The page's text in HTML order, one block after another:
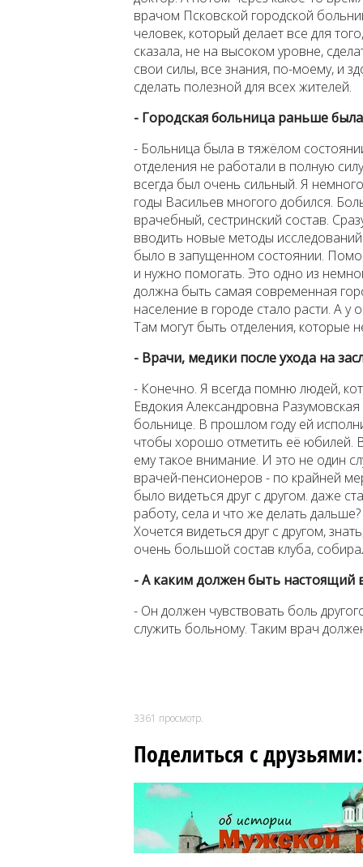
врачом Псковской городской
человек, который делает все для
сказала, не на высоком уровне,
свои силы, все знания, по-моему, и
сделать полезной для всех жителей.
- Городская больница раньше
- Больница была в тяжёлом
отделения не работали в полную
всегда был очень сильный. Я
годы Васильев многого добился.
врачебный, сестринский состав.
вводить новые методы
было в запущенном состоянии.
и нужно помогать. Это одно из
должна быть самая современная
население в городе стало расти. А
Там могут быть отделения, которые
- Врачи, медики после ухода на
- Конечно. Я всегда помню людей,
Евдокия Александровна
больнице. В прошлом году ей
чтобы хорошо отметить её юбилей.
ему такое внимание. И это не один
врачей-пенсионеров - по крайней
было видеться друг с другом. даже
работу, села и что же делать
Хочется видеться друг с другом,
очень большой состав клуба,
- А каким должен быть настоящий
- Он должен чувствовать боль
служить больному. Таким врач
3361 просмотр.
Поделиться с друзьями: